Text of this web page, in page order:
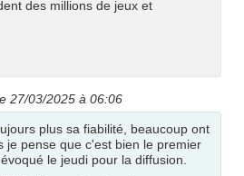
des millions de jeux et
27/03/2025 à 06:06
plus sa fiabilité, beaucoup ont
je pense que c'est bien le premier
le jeudi pour la diffusion.